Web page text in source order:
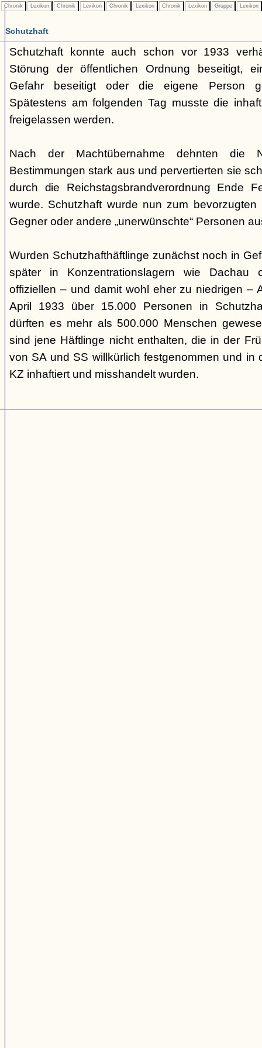
Chronik Lexikon Chronik Lexikon Chronik Lexikon Chronik Lexikon Gruppe Lexikon
Schutzhaft
Schutzhaft konnte auch schon vor 1933
Störung der öffentlichen Ordnung beseitigt,
Gefahr beseitigt oder die eigene Person
Spätestens am folgenden Tag musste die
freigelassen werden.
Nach der Machtübernahme dehnten die
Bestimmungen stark aus und pervertierten sie
durch die Reichstagsbrandverordnung Ende
wurde. Schutzhaft wurde nun zum bevorzugten
Gegner oder andere „unerwünschte“ Personen
Wurden Schutzhafthäftlinge zunächst noch in
später in Konzentrationslagern wie Dachau
offiziellen – und damit wohl eher zu niedrigen –
April 1933 über 15.000 Personen in
dürften es mehr als 500.000 Menschen
sind jene Häftlinge nicht enthalten, die in der
von SA und SS willkürlich festgenommen und in
KZ inhaftiert und misshandelt wurden.